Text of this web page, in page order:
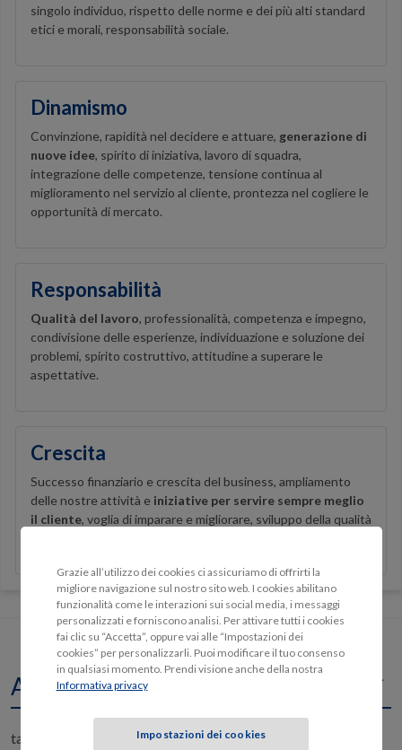
singolo individuo, rispetto delle norme e dei più alti standard
etici e morali, responsabilità sociale.
Dinamismo
Convinzione, rapidità nel decidere e attuare, generazione di
nuove idee, spirito di iniziativa, lavoro di squadra,
integrazione delle competenze, tensione continua al
miglioramento nel servizio al cliente, prontezza nel cogliere le
opportunità di mercato.
Responsabilità
Qualità del lavoro, professionalità, competenza e impegno,
condivisione delle esperienze, individuazione e soluzione dei
problemi, spirito costruttivo, attitudine a superare le
aspettative.
Crescita
Successo finanziario e crescita del business, ampliamento
delle nostre attività e iniziative per servire sempre meglio
il cliente, voglia di imparare e migliorare, sviluppo della qualità
Voglio una polizza per un'
Auto
targata
Grazie all’utilizzo dei cookies ci assicuriamo di offrirti la
migliore navigazione sul nostro sito web. I cookies abilitano
funzionalità come le interazioni sui social media, i messaggi
personalizzati e forniscono analisi. Per attivare tutti i cookies
fai clic su “Accetta”, oppure vai alle “Impostazioni dei
cookies” per personalizzarli. Puoi modificare il tuo consenso
in qualsiasi momento. Prendi visione anche della nostra
Informativa privacy
Impostazioni dei cookies